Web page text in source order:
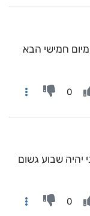
חמישי הבא
0
יהיה שבוע גשום
0